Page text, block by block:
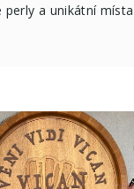
a unikátní